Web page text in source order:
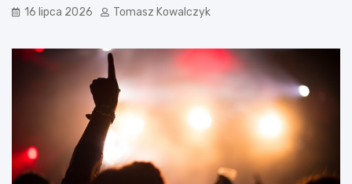
16 lipca 2026 Tomasz Kowalczyk